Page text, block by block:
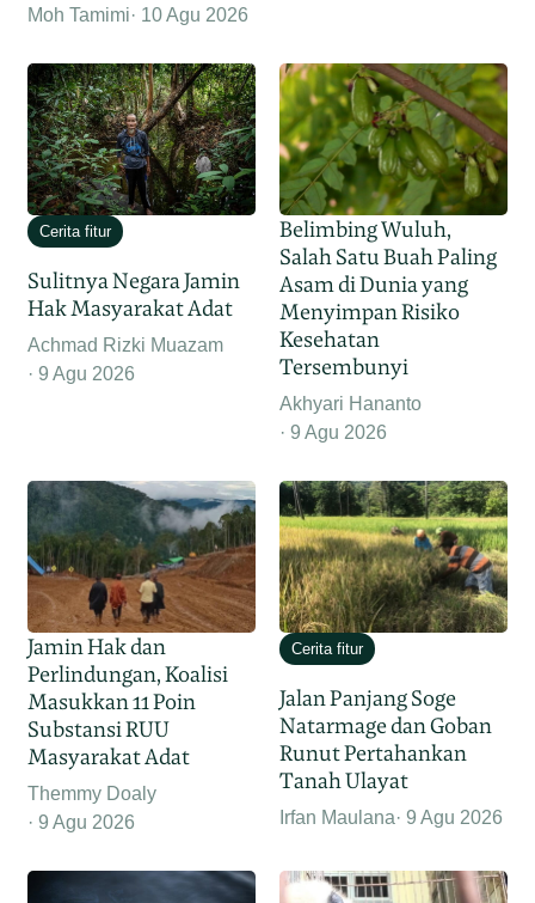
Moh Tamimi 10 Agu 2026
Cerita fitur
Sulitnya Negara Jamin
Hak Masyarakat Adat
Achmad Rizki Muazam
9 Agu 2026
Belimbing Wuluh,
Salah Satu Buah Paling
Asam di Dunia yang
Menyimpan Risiko
Kesehatan
Tersembunyi
Akhyari Hananto
9 Agu 2026
Jamin Hak dan
Perlindungan, Koalisi
Masukkan 11 Poin
Substansi RUU
Masyarakat Adat
Themmy Doaly
9 Agu 2026
Cerita fitur
Jalan Panjang Soge
Natarmage dan Goban
Runut Pertahankan
Tanah Ulayat
Irfan Maulana 9 Agu 2026